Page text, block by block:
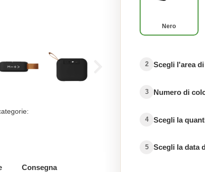
Consegna
Nero
2 Scegli l'area
3 Numero di
4 Scegli la
5 Scegli la data